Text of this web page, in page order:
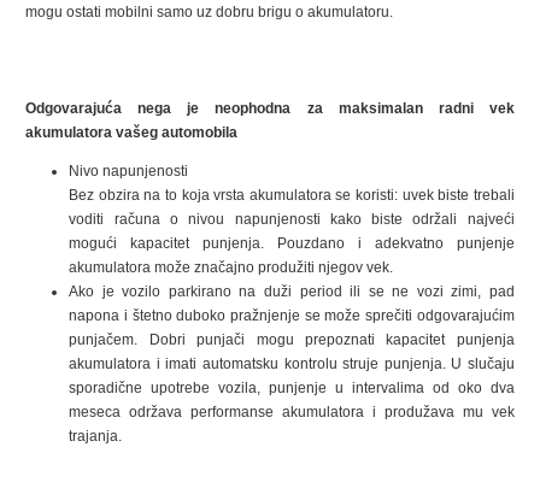
mogu ostati mobilni samo uz dobru brigu o akumulatoru.
Odgovarajuća nega je neophodna za maksimalan radni vek
akumulatora vašeg automobila
Nivo napunjenosti
Bez obzira na to koja vrsta akumulatora se koristi: uvek biste trebali
voditi računa o nivou napunjenosti kako biste održali najveći
mogući kapacitet punjenja. Pouzdano i adekvatno punjenje
akumulatora može značajno produžiti njegov vek.
Ako je vozilo parkirano na duži period ili se ne vozi zimi, pad
napona i štetno duboko pražnjenje se može sprečiti odgovarajućim
punjačem. Dobri punjači mogu prepoznati kapacitet punjenja
akumulatora i imati automatsku kontrolu struje punjenja. U slučaju
sporadične upotrebe vozila, punjenje u intervalima od oko dva
meseca održava performanse akumulatora i produžava mu vek
trajanja.